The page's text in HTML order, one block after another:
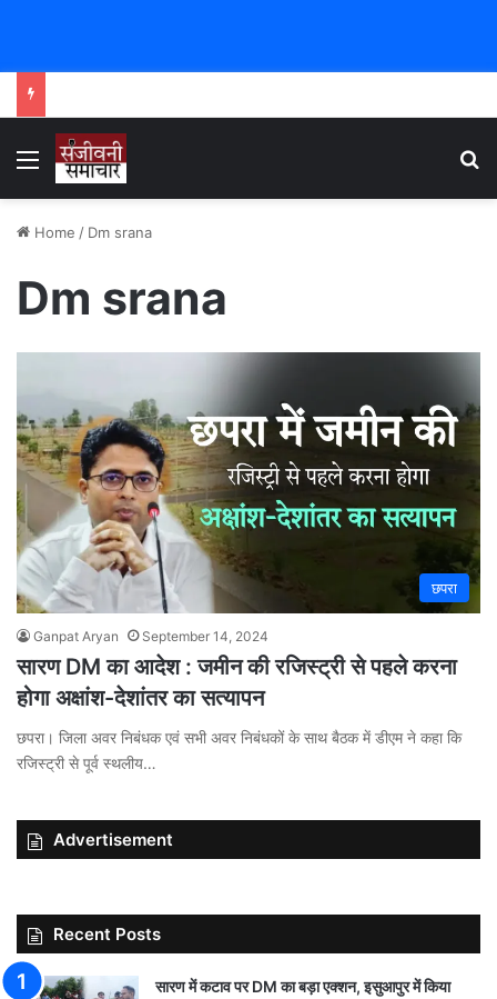
Menu
Home / Dm srana
Dm srana
छपरा
Ganpat Aryan September 14, 2024
सारण DM का आदेश : जमीन की रजिस्ट्री से पहले करना
होगा अक्षांश-देशांतर का सत्यापन
छपरा। जिला अवर निबंधक एवं सभी अवर निबंधकों के साथ बैठक में डीएम ने कहा कि
रजिस्ट्री से पूर्व स्थलीय…
Advertisement
Recent Posts
सारण में कटाव पर DM का बड़ा एक्शन, इसुआपुर में किया